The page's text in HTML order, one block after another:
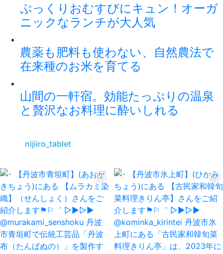
ぷっくりおむすびにキュン！オーガ
ニックなランチが大人気
農薬も肥料も使わない、自然農法で
在来種のお米を育てる
山間の一軒宿。効能たっぷりの温泉
と贅沢なお料理に酔いしれる
nijiiro_tablet